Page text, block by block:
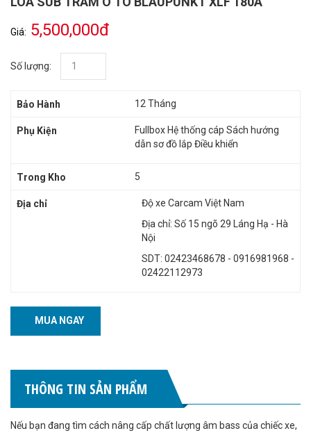
Giá: 5,500,000đ
Số lượng:
Bảo Hành 12 Tháng
Phụ Kiện
Fullbox Hệ thống cáp Sách hướng
dẫn sơ đồ lắp Điều khiển
Trong Kho 5
Địa chỉ
Độ xe Carcam Việt Nam
Địa chỉ: Số 15 ngõ 29 Láng Hạ - Hà
Nội
SDT: 02423468678 - 0916981968 -
02422112973
MUA NGAY
THÔNG TIN SẢN PHẨM
Nếu bạn đang tìm cách nâng cấp chất lượng âm bass của chiếc xe,